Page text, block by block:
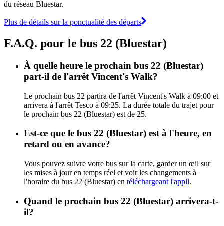
du réseau Bluestar.
Plus de détails sur la ponctualité des départs
F.A.Q. pour le bus 22 (Bluestar)
À quelle heure le prochain bus 22 (Bluestar)
part-il de l'arrêt Vincent's Walk?
Le prochain bus 22 partira de l'arrêt Vincent's Walk à 09:00 et
arrivera à l'arrêt Tesco à 09:25. La durée totale du trajet pour
le prochain bus 22 (Bluestar) est de 25.
Est-ce que le bus 22 (Bluestar) est à l'heure, en
retard ou en avance?
Vous pouvez suivre votre bus sur la carte, garder un œil sur
les mises à jour en temps réel et voir les changements à
l'horaire du bus 22 (Bluestar) en téléchargeant l'appli.
Quand le prochain bus 22 (Bluestar) arrivera-t-
il?